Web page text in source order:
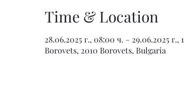
Time & Location
28.06.2025 г., 08:00 ч. – 29.06.2025 г.,
Borovets, 2010 Borovets, Bulgaria